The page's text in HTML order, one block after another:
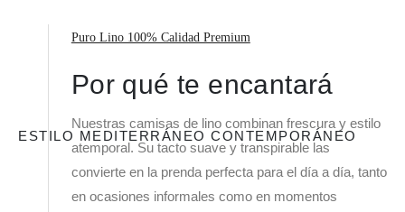
ESTILO MEDITERRÁNEO CONTEMPORÁNEO
Puro Lino 100% Calidad Premium
Por qué te encantará
Nuestras camisas de lino combinan frescura y estilo
atemporal. Su tacto suave y transpirable las
convierte en la prenda perfecta para el día a día, tanto
en ocasiones informales como en momentos